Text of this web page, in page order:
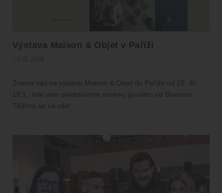
Výstava Maison & Objet v Paříži
Zveme vás na výstavu Maison & Objet do Paříže od 15. do
19.1., kde vám představíme novinky jaro/léto od Blomusu.
Těšíme se na vás!